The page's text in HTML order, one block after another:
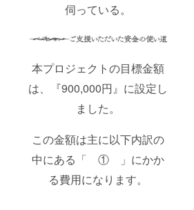
伺っている。
本プロジェクトの目標金額
は、『900,000円』に設定し
ました。
この金額は主に以下内訳の
中にある「 ① 」にかか
る費用になります。